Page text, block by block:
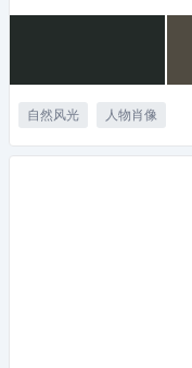
自然风光 人物肖像